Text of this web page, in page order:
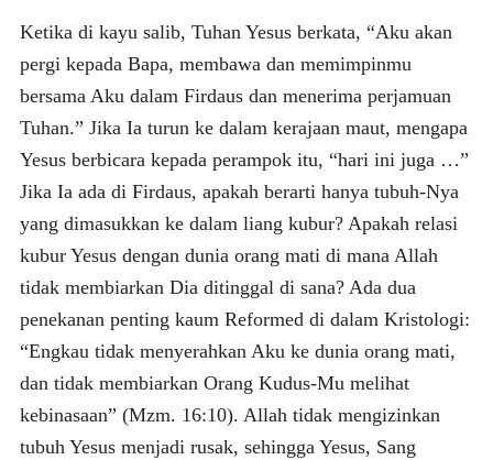
Ketika di kayu salib, Tuhan Yesus berkata, “Aku akan
pergi kepada Bapa, membawa dan memimpinmu
bersama Aku dalam Firdaus dan menerima perjamuan
Tuhan.” Jika Ia turun ke dalam kerajaan maut, mengapa
Yesus berbicara kepada perampok itu, “hari ini juga …”
Jika Ia ada di Firdaus, apakah berarti hanya tubuh-Nya
yang dimasukkan ke dalam liang kubur? Apakah relasi
kubur Yesus dengan dunia orang mati di mana Allah
tidak membiarkan Dia ditinggal di sana? Ada dua
penekanan penting kaum Reformed di dalam Kristologi:
“Engkau tidak menyerahkan Aku ke dunia orang mati,
dan tidak membiarkan Orang Kudus-Mu melihat
kebinasaan” (Mzm. 16:10). Allah tidak mengizinkan
tubuh Yesus menjadi rusak, sehingga Yesus, Sang